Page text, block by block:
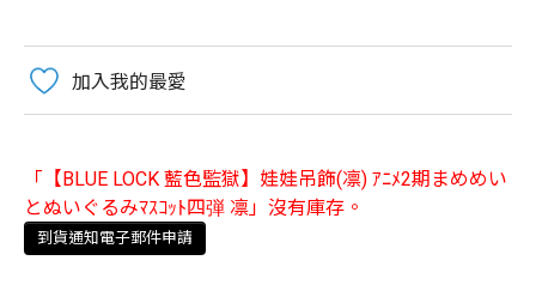
加入我的最愛
「【BLUE LOCK 藍色監獄】娃娃吊飾(凛) ｱﾆﾒ2期まめめい
とぬいぐるみﾏｽｺｯﾄ四弾 凛」沒有庫存。
到貨通知電子郵件申請